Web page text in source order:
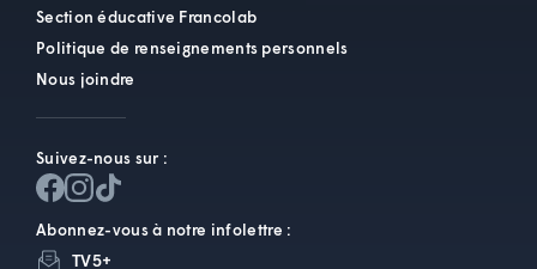
Section éducative Francolab
Politique de renseignements personnels
Nous joindre
Suivez-nous sur :
Abonnez-vous à notre infolettre :
TV5+